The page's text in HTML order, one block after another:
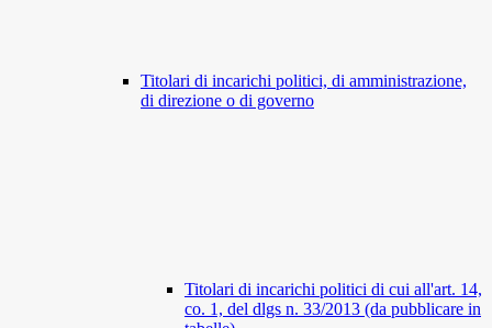
Titolari di incarichi politici, di amministrazione,
di direzione o di governo
Titolari di incarichi politici di cui all'art. 14,
co. 1, del dlgs n. 33/2013 (da pubblicare in